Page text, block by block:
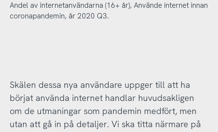
Andel av internetanvändarna (16+ år), Använde internet innan
coronapandemin, år 2020 Q3.
Skälen dessa nya användare uppger till att ha
börjat använda internet handlar huvudsakligen
om de utmaningar som pandemin medfört, men
utan att gå in på detaljer. Vi ska titta närmare på